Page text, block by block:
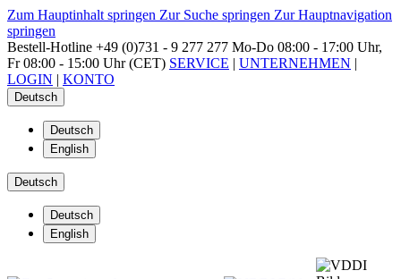
Zum Hauptinhalt springen Zur Suche springen Zur Hauptnavigation
springen
Bestell-Hotline +49 (0)731 - 9 277 277 Mo-Do 08:00 - 17:00 Uhr,
Fr 08:00 - 15:00 Uhr (CET) SERVICE | UNTERNEHMEN |
LOGIN | KONTO
Deutsch
Deutsch
English
Deutsch
Deutsch
English